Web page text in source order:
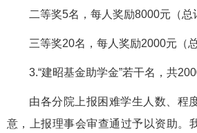
二等奖5名，每人奖励8000元（总
三等奖20名，每人奖励2000元（
3.“建昭基金助学金”若干名，共
由各分院上报困难学生人数、程
意，上报理事会审查通过予以资助。